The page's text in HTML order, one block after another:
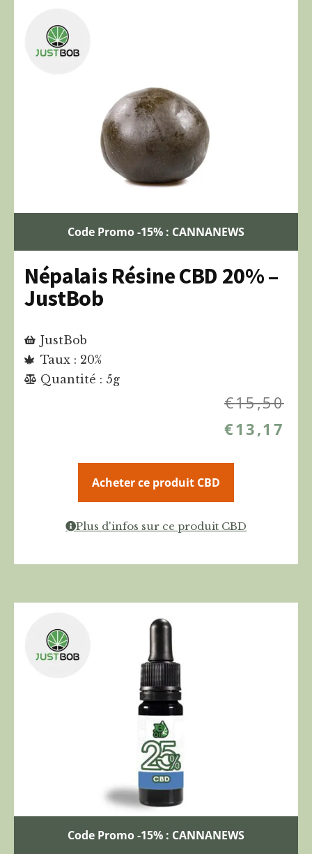
Code Promo -15% : CANNANEWS
Népalais Résine CBD 20% –
JustBob
JustBob
Taux : 20%
Quantité : 5g
€15,50
€13,17
Acheter ce produit CBD
Plus d'infos sur ce produit CBD
Code Promo -15% : CANNANEWS